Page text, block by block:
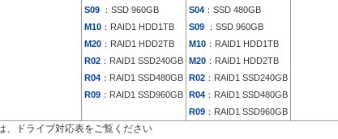
S09 ：SSD 960GB S04 ：SSD 480GB
M10 ：RAID1 HDD1TB S09 ：SSD 960GB
M20 ：RAID1 HDD2TB M10 ：RAID1 HDD1TB
R02 ：RAID1 SSD240GB M20 ：RAID1 HDD2TB
R04 ：RAID1 SSD480GB R02 ：RAID1 SSD240GB
R09 ：RAID1 SSD960GB R04 ：RAID1 SSD480GB
R09 ：RAID1 SSD960GB
、ドライブ対応表をご覧ください